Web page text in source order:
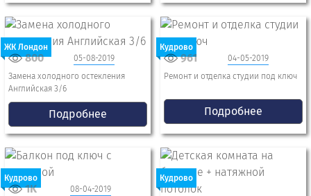
ЖК Лондон
05-08-2019
800
Замена холодного остекления
Английская 3/6
Подробнее
Кудрово
04-05-2019
961
Ремонт и отделка студии под ключ
Подробнее
Кудрово
08-04-2019
1K
Кудрово